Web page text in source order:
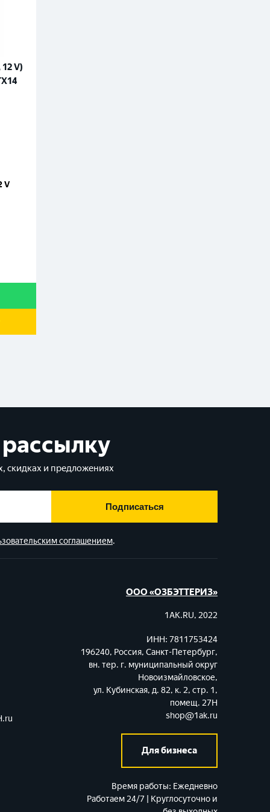
V)
V
скидках и предложениях
Подписаться
соглашением.
ООО «ОЗБЭТТЕРИЗ»
1AK.RU, 2022
ИНН: 7811753424
196240, Россия, Санкт-Петербург,
вн. тер. г. муниципальный округ
Новоизмайловское,
ул. Кубинская, д. 82, к. 2, стр. 1,
помещ. 27Н
shop@1ak.ru
Для бизнеса
Время работы: Ежедневно
Работаем 24/7 | Круглосуточно и